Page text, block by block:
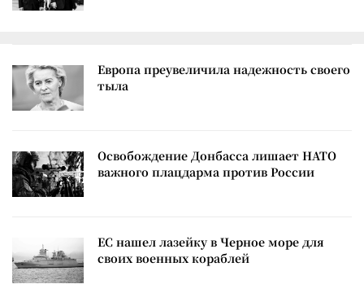
Европа преувеличила надежность своего
тыла
Освобождение Донбасса лишает НАТО
важного плацдарма против России
ЕС нашел лазейку в Черное море для
своих военных кораблей